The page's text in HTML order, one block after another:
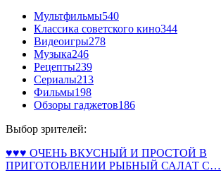
Мультфильмы540
Классика советского кино344
Видеоигры278
Музыка246
Рецепты239
Сериалы213
Фильмы198
Обзоры гаджетов186
Выбор зрителей:
♥♥♥ ОЧЕНЬ ВКУСНЫЙ И ПРОСТОЙ В
ПРИГОТОВЛЕНИИ РЫБНЫЙ САЛАТ С…